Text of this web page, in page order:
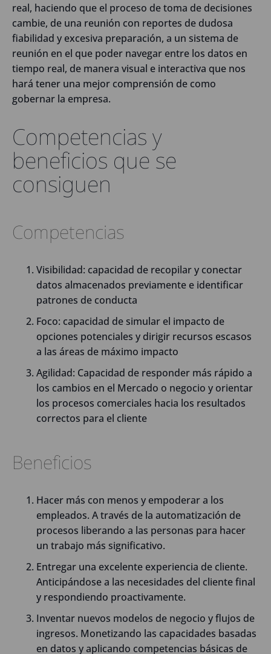
real, haciendo que el proceso de toma de decisiones
cambie, de una reunión con reportes de dudosa
fiabilidad y excesiva preparación, a un sistema de
reunión en el que poder navegar entre los datos en
tiempo real, de manera visual e interactiva que nos
hará tener una mejor comprensión de como
gobernar la empresa.
Competencias y
beneficios que se
consiguen
Competencias
Visibilidad: capacidad de recopilar y conectar
datos almacenados previamente e identificar
patrones de conducta
Foco: capacidad de simular el impacto de
opciones potenciales y dirigir recursos escasos
a las áreas de máximo impacto
Agilidad: Capacidad de responder más rápido a
los cambios en el Mercado o negocio y orientar
los procesos comerciales hacia los resultados
correctos para el cliente
Beneficios
Hacer más con menos y empoderar a los
empleados. A través de la automatización de
procesos liberando a las personas para hacer
un trabajo más significativo.
Entregar una excelente experiencia de cliente.
Anticipándose a las necesidades del cliente final
y respondiendo proactivamente.
Inventar nuevos modelos de negocio y flujos de
ingresos. Monetizando las capacidades basadas
en datos y aplicando competencias básicas de